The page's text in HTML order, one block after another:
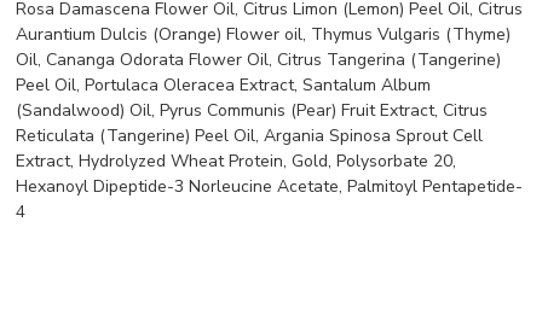
Rosa Damascena Flower Oil, Citrus Limon (Lemon) Peel Oil, Citrus
Aurantium Dulcis (Orange) Flower oil, Thymus Vulgaris (Thyme)
Oil, Cananga Odorata Flower Oil, Citrus Tangerina (Tangerine)
Peel Oil, Portulaca Oleracea Extract, Santalum Album
(Sandalwood) Oil, Pyrus Communis (Pear) Fruit Extract, Citrus
Reticulata (Tangerine) Peel Oil, Argania Spinosa Sprout Cell
Extract, Hydrolyzed Wheat Protein, Gold, Polysorbate 20,
Hexanoyl Dipeptide-3 Norleucine Acetate, Palmitoyl Pentapetide-
4